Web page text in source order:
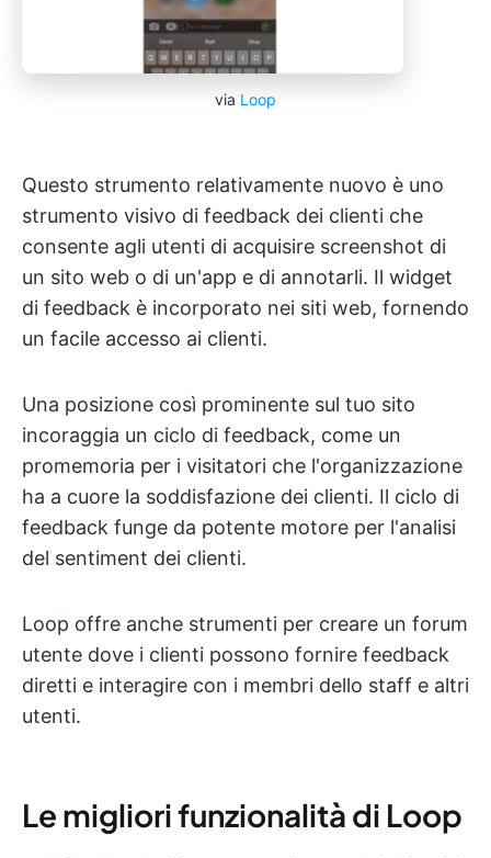
via Loop
Questo strumento relativamente nuovo è uno
strumento visivo di feedback dei clienti che
consente agli utenti di acquisire screenshot di
un sito web o di un'app e di annotarli. Il widget
di feedback è incorporato nei siti web, fornendo
un facile accesso ai clienti.
Una posizione così prominente sul tuo sito
incoraggia un ciclo di feedback, come un
promemoria per i visitatori che l'organizzazione
ha a cuore la soddisfazione dei clienti. Il ciclo di
feedback funge da potente motore per l'analisi
del sentiment dei clienti.
Loop offre anche strumenti per creare un forum
utente dove i clienti possono fornire feedback
diretti e interagire con i membri dello staff e altri
utenti.
Le migliori funzionalità di Loop